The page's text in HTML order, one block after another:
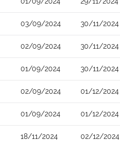
03/09/2024 30/11/2024
02/09/2024 30/11/2024
01/09/2024 30/11/2024
02/09/2024 01/12/2024
01/09/2024 01/12/2024
18/11/2024 02/12/2024